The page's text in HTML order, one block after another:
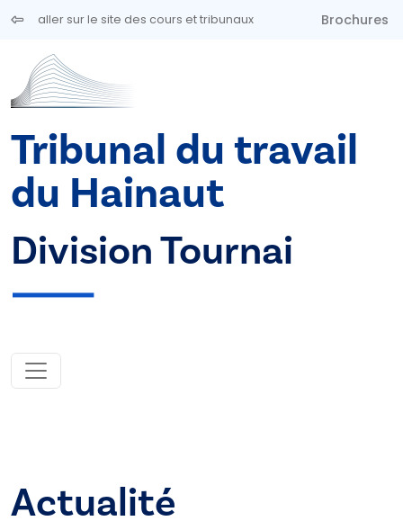
Aller au contenu principal
aller sur le site des cours et tribunaux Brochures
Tribunal du travail
du Hainaut
Division Tournai
Actualité